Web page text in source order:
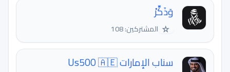
وَذَكِّرْ
☆ المشتركين: 108
سناب الإمارات Us500 🇦🇪